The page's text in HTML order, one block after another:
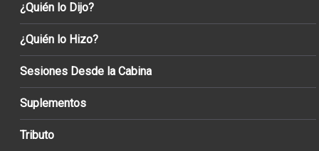
¿Quién lo Dijo?
¿Quién lo Hizo?
Sesiones Desde la Cabina
Suplementos
Tributo